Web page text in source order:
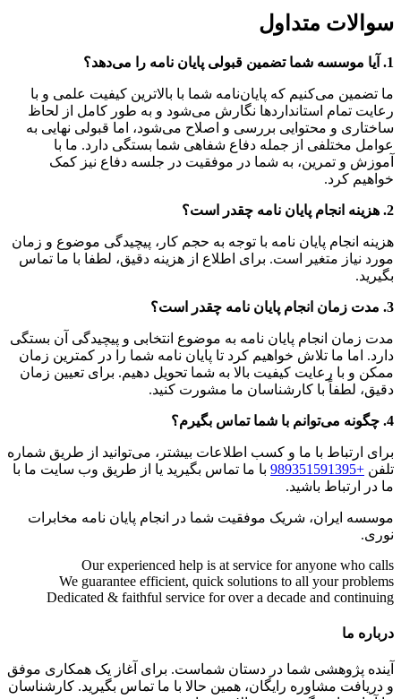
سوالات متداول
1. آیا موسسه شما تضمین قبولی پایان نامه را می‌دهد؟
ما تضمین می‌کنیم که پایان‌نامه شما با بالاترین کیفیت علمی و با
رعایت تمام استانداردها نگارش می‌شود و به طور کامل از لحاظ
ساختاری و محتوایی بررسی و اصلاح می‌شود، اما قبولی نهایی به
عوامل مختلفی از جمله دفاع شفاهی شما بستگی دارد. ما با
آموزش و تمرین، به شما در موفقیت در جلسه دفاع نیز کمک
خواهیم کرد.
2. هزینه انجام پایان نامه چقدر است؟
هزینه انجام پایان نامه با توجه به حجم کار، پیچیدگی موضوع و زمان
مورد نیاز متغیر است. برای اطلاع از هزینه دقیق، لطفا با ما تماس
بگیرید.
3. مدت زمان انجام پایان نامه چقدر است؟
مدت زمان انجام پایان نامه به موضوع انتخابی و پیچیدگی آن بستگی
دارد. اما ما تلاش خواهیم کرد تا پایان نامه شما را در کمترین زمان
ممکن و با رعایت کیفیت بالا به شما تحویل دهیم. برای تعیین زمان
دقیق، لطفاً با کارشناسان ما مشورت کنید.
4. چگونه می‌توانم با شما تماس بگیرم؟
برای ارتباط با ما و کسب اطلاعات بیشتر، می‌توانید از طریق شماره
تلفن +989351591395
با ما تماس بگیرید یا از طریق وب سایت ما با
ما در ارتباط باشید.
موسسه ایران، شریک موفقیت شما در انجام پایان نامه مخابرات
نوری.
Our experienced help is at service for anyone who calls
We guarantee efficient, quick solutions to all your problems
Dedicated & faithful service for over a decade and continuing
درباره ما
آینده پژوهشی شما در دستان شماست. برای آغاز یک همکاری موفق
و دریافت مشاوره رایگان، همین حالا با ما تماس بگیرید. کارشناسان